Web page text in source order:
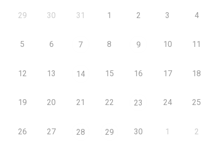
29 30 31 1 2 3 4
5 6 7 8 9 10 11
12 13 14 15 16 17 18
19 20 21 22 23 24 25
26 27 28 29 30 1 2